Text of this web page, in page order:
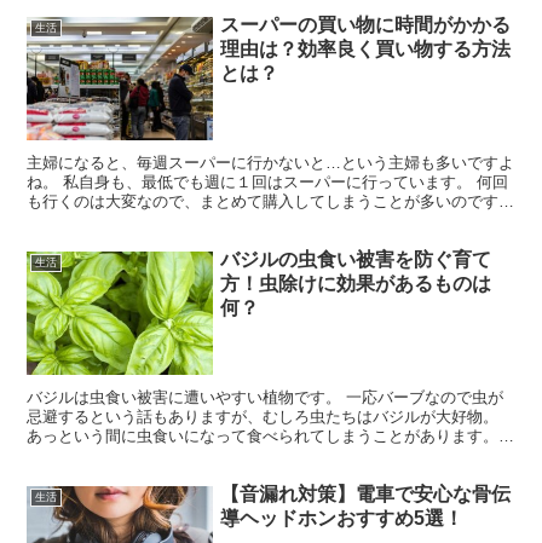
生活
スーパーの買い物に時間がかかる
理由は？効率良く買い物する方法
とは？
主婦になると、毎週スーパーに行かないと…という主婦も多いですよ
ね。 私自身も、最低でも週に１回はスーパーに行っています。 何回
も行くのは大変なので、まとめて購入してしまうことが多いのです
生活
バジルの虫食い被害を防ぐ育て
方！虫除けに効果があるものは
何？
バジルは虫食い被害に遭いやすい植物です。 一応バーブなので虫が
忌避するという話もありますが、むしろ虫たちはバジルが大好物。
あっという間に虫食いになって食べられてしまうことがあります。
生活
【音漏れ対策】電車で安心な骨伝
導ヘッドホンおすすめ5選！